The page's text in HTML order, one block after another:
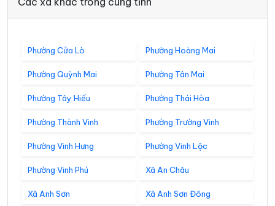
Phường Cửa Lò Phường Hoàng Mai
Phường Quỳnh Mai Phường Tân Mai
Phường Tây Hiếu Phường Thái Hòa
Phường Thành Vinh Phường Trường Vinh
Phường Vinh Hưng Phường Vinh Lộc
Phường Vinh Phú Xã An Châu
Xã Anh Sơn Xã Anh Sơn Đông